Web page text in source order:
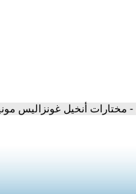
- مختارات أنخيل غونزاليس